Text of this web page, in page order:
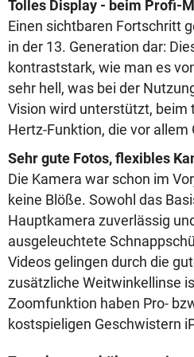
Tolles Display - beim Profi-
Einen sichtbaren Fortschritt
in der 13. Generation dar:
kontraststark, wie man es
sehr hell, was bei der
Vision wird unterstützt, beim
Hertz-Funktion, die vor
Sehr gute Fotos, flexibles
Die Kamera war schon im
keine Blöße. Sowohl das
Hauptkamera zuverlässig
ausgeleuchtete
Videos gelingen durch die
zusätzliche Weitwinkellinse
Zoomfunktion haben Pro-
kostspieligen Geschwistern